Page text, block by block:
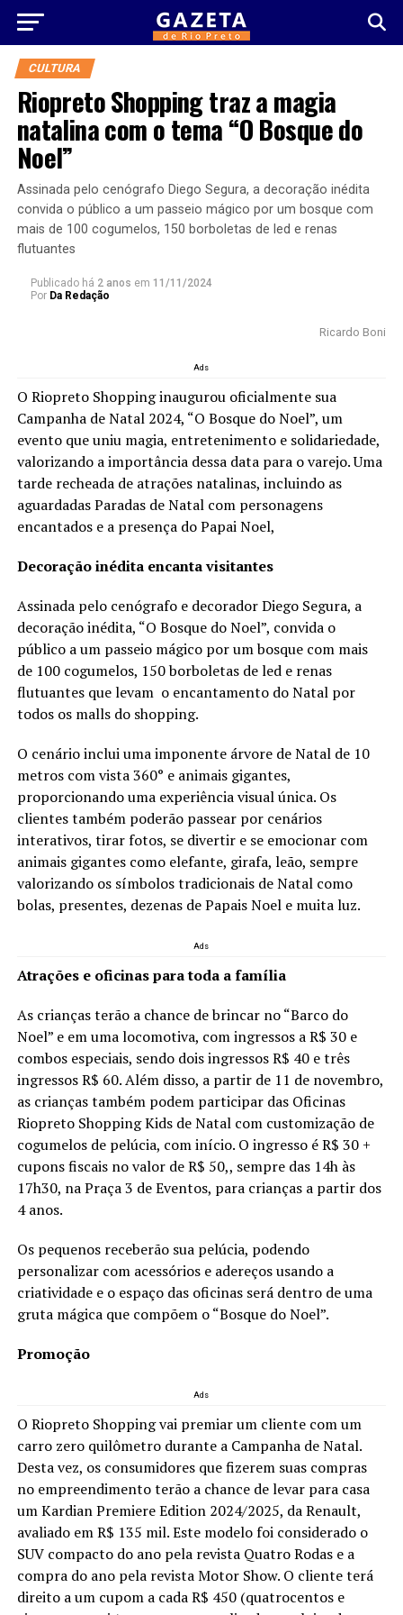
CULTURA
Riopreto Shopping traz a magia
natalina com o tema “O Bosque do
Noel”
Assinada pelo cenógrafo Diego Segura, a decoração inédita
convida o público a um passeio mágico por um bosque com
mais de 100 cogumelos, 150 borboletas de led e renas
flutuantes
Publicado há 2 anos em 11/11/2024
Por Da Redação
Ricardo Boni
Ads
O Riopreto Shopping inaugurou oficialmente sua
Campanha de Natal 2024, “O Bosque do Noel”, um
evento que uniu magia, entretenimento e solidariedade,
valorizando a importância dessa data para o varejo. Uma
tarde recheada de atrações natalinas, incluindo as
aguardadas Paradas de Natal com personagens
encantados e a presença do Papai Noel,
Decoração inédita encanta visitantes
Assinada pelo cenógrafo e decorador Diego Segura, a
decoração inédita, “O Bosque do Noel”, convida o
público a um passeio mágico por um bosque com mais
de 100 cogumelos, 150 borboletas de led e renas
flutuantes que levam o encantamento do Natal por
todos os malls do shopping.
O cenário inclui uma imponente árvore de Natal de 10
metros com vista 360° e animais gigantes,
proporcionando uma experiência visual única. Os
clientes também poderão passear por cenários
interativos, tirar fotos, se divertir e se emocionar com
animais gigantes como elefante, girafa, leão, sempre
valorizando os símbolos tradicionais de Natal como
bolas, presentes, dezenas de Papais Noel e muita luz.
Ads
Atrações e oficinas para toda a família
As crianças terão a chance de brincar no “Barco do
Noel” e em uma locomotiva, com ingressos a R$ 30 e
combos especiais, sendo dois ingressos R$ 40 e três
ingressos R$ 60. Além disso, a partir de 11 de novembro,
as crianças também podem participar das Oficinas
Riopreto Shopping Kids de Natal com customização de
cogumelos de pelúcia, com início. O ingresso é R$ 30 +
cupons fiscais no valor de R$ 50,, sempre das 14h às
17h30, na Praça 3 de Eventos, para crianças a partir dos
4 anos.
Os pequenos receberão sua pelúcia, podendo
personalizar com acessórios e adereços usando a
criatividade e o espaço das oficinas será dentro de uma
gruta mágica que compõem o “Bosque do Noel”.
Promoção
Ads
O Riopreto Shopping vai premiar um cliente com um
carro zero quilômetro durante a Campanha de Natal.
Desta vez, os consumidores que fizerem suas compras
no empreendimento terão a chance de levar para casa
um Kardian Premiere Edition 2024/2025, da Renault,
avaliado em R$ 135 mil. Este modelo foi considerado o
SUV compacto do ano pela revista Quatro Rodas e a
compra do ano pela revista Motor Show. O cliente terá
direito a um cupom a cada R$ 450 (quatrocentos e